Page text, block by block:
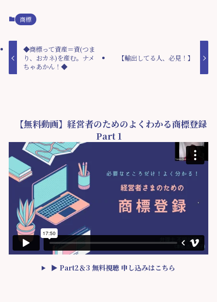
商標
◆商標って資産＝資(つま
り、おカネ)を産む。ナメ
ちゃあかん！◆
【輸出してる人、必見！】
【無料動画】経営者のためのよくわかる商標登録
Part 1
▶ Part2＆3 無料視聴 申し込みはこちら